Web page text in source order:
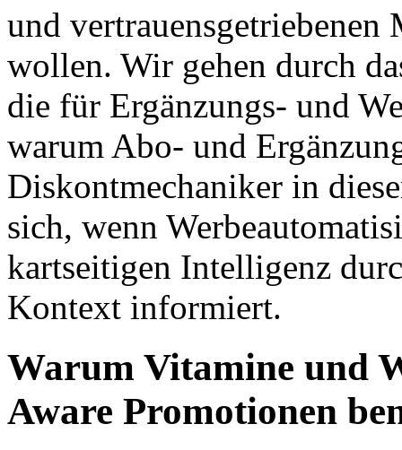
und
wollen. Wir gehen durch
die für Ergänzungs- und
warum Abo- und
Diskontmechaniker in
sich, wenn
kartseitigen Intelligenz
Kontext informiert.
Warum Vitamine und
Aware Promotionen